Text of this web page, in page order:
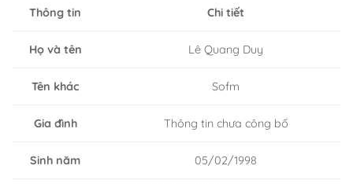
Thông tin Chi tiết
Họ và tên Lê Quang Duy
Tên khác Sofm
Gia đình Thông tin chưa công bố
Sinh năm 05/02/1998